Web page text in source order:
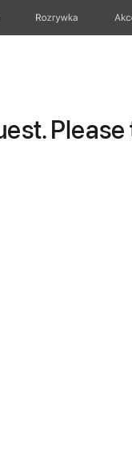
Rozrywka